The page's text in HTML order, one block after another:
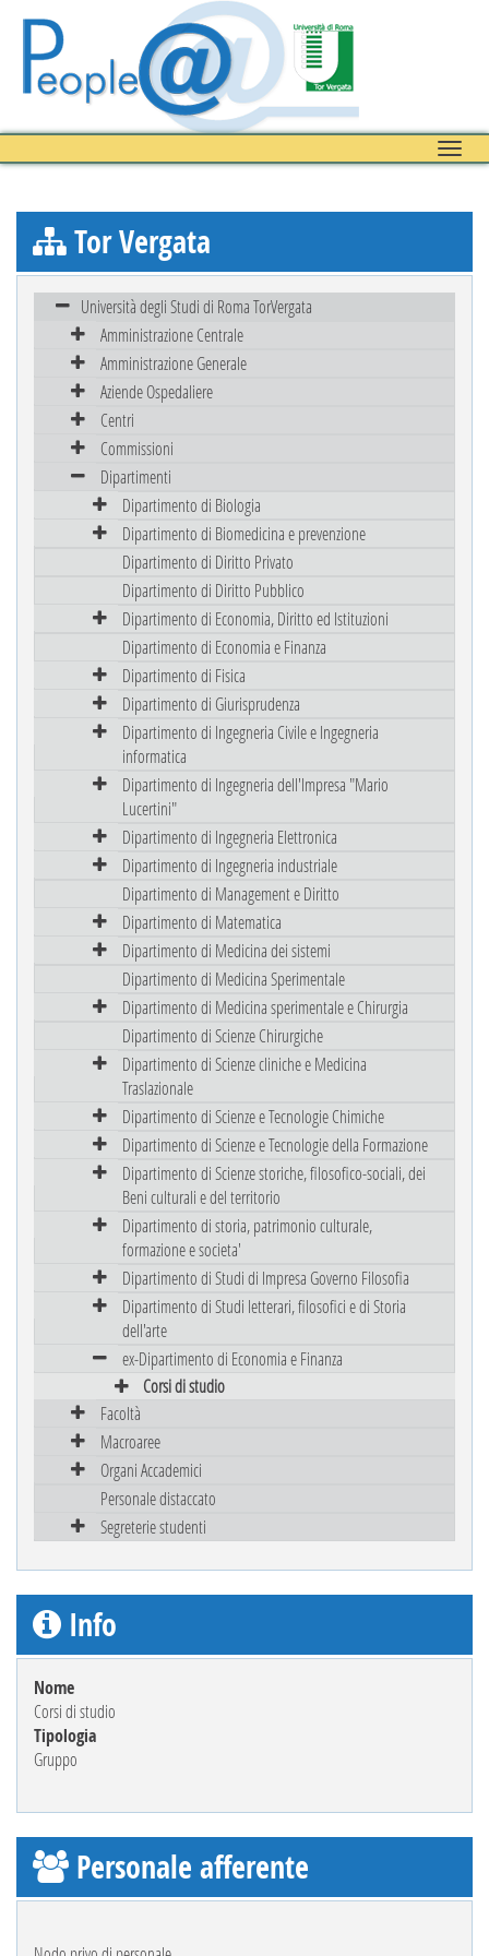
Toggle
Tor Vergata
Università degli Studi di Roma TorVergata
Amministrazione Centrale
Amministrazione Generale
Aziende Ospedaliere
Centri
Commissioni
Dipartimenti
Dipartimento di Biologia
Dipartimento di Biomedicina e prevenzione
Dipartimento di Diritto Privato
Dipartimento di Diritto Pubblico
Dipartimento di Economia, Diritto ed Istituzioni
Dipartimento di Economia e Finanza
Dipartimento di Fisica
Dipartimento di Giurisprudenza
Dipartimento di Ingegneria Civile e Ingegneria
informatica
Dipartimento di Ingegneria dell'Impresa "Mario
Lucertini"
Dipartimento di Ingegneria Elettronica
Dipartimento di Ingegneria industriale
Dipartimento di Management e Diritto
Dipartimento di Matematica
Dipartimento di Medicina dei sistemi
Dipartimento di Medicina Sperimentale
Dipartimento di Medicina sperimentale e Chirurgia
Dipartimento di Scienze Chirurgiche
Dipartimento di Scienze cliniche e Medicina
Traslazionale
Dipartimento di Scienze e Tecnologie Chimiche
Dipartimento di Scienze e Tecnologie della Formazione
Dipartimento di Scienze storiche, filosofico-sociali, dei
Beni culturali e del territorio
Dipartimento di storia, patrimonio culturale,
formazione e societa'
Dipartimento di Studi di Impresa Governo Filosofia
Dipartimento di Studi letterari, filosofici e di Storia
dell'arte
ex-Dipartimento di Economia e Finanza
Corsi di studio
Facoltà
Macroaree
Organi Accademici
Personale distaccato
Segreterie studenti
Info
Nome
Corsi di studio
Tipologia
Gruppo
Personale afferente